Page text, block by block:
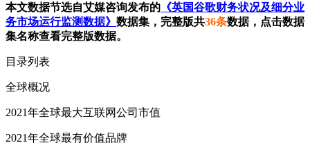
本文数据节选自艾媒咨询发布的 《英国谷歌财务状况及细分业
务市场运行监测数据》 数据集，完整版共36条数据，点击数据
集名称查看完整版数据。
目录列表
全球概况
2021年全球最大互联网公司市值
2021年全球最有价值品牌